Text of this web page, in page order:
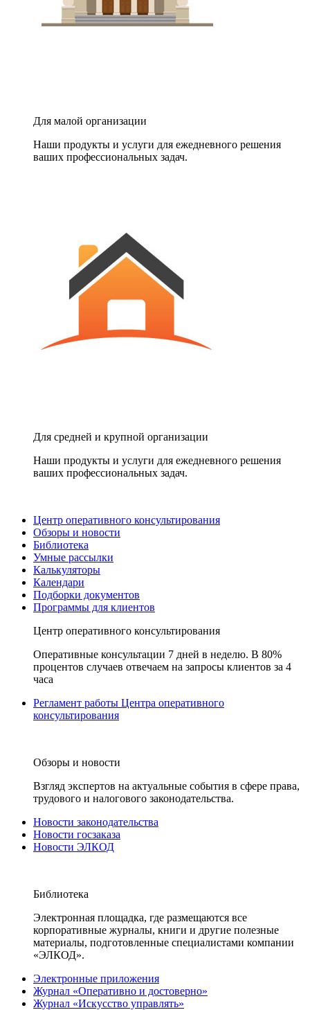
Для малой организации
Наши продукты и услуги для ежедневного решения
ваших профессиональных задач.
Для средней и крупной организации
Наши продукты и услуги для ежедневного решения
ваших профессиональных задач.
Центр оперативного консультирования
Обзоры и новости
Библиотека
Умные рассылки
Калькуляторы
Календари
Подборки документов
Программы для клиентов
Центр оперативного консультирования
Оперативные консультации 7 дней в неделю. В 80%
процентов случаев отвечаем на запросы клиентов за 4
часа
Регламент работы Центра оперативного
консультирования
Обзоры и новости
Взгляд экспертов на актуальные события в сфере права,
трудового и налогового законодательства.
Новости законодательства
Новости госзаказа
Новости ЭЛКОД
Библиотека
Электронная площадка, где размещаются все
корпоративные журналы, книги и другие полезные
материалы, подготовленные специалистами компании
«ЭЛКОД».
Электронные приложения
Журнал «Оперативно и достоверно»
Журнал «Искусство управлять»